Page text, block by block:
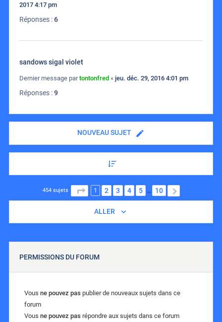
2017 4:17 pm
Réponses :6
sandows sigal violet
Dernier message partontonfred « jeu. déc. 29, 2016 4:01 pm
Réponses :9
NOUVEAU SUJET
454 sujets PAGE 1 SUR 10
1 2 3 4 5 … 10
ALLER
PERMISSIONS DU FORUM
Vous ne pouvez pas publier de nouveaux sujets dans ce
forum
Vous ne pouvez pas répondre aux sujets dans ce forum